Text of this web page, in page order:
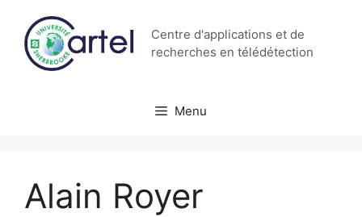
contenu
Centre d'applications et de
recherches en télédétection
Menu
Alain Royer